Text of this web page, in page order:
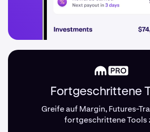
Fortgeschrittene
Greife auf Margin, Futures-
fortgeschrittene Tools